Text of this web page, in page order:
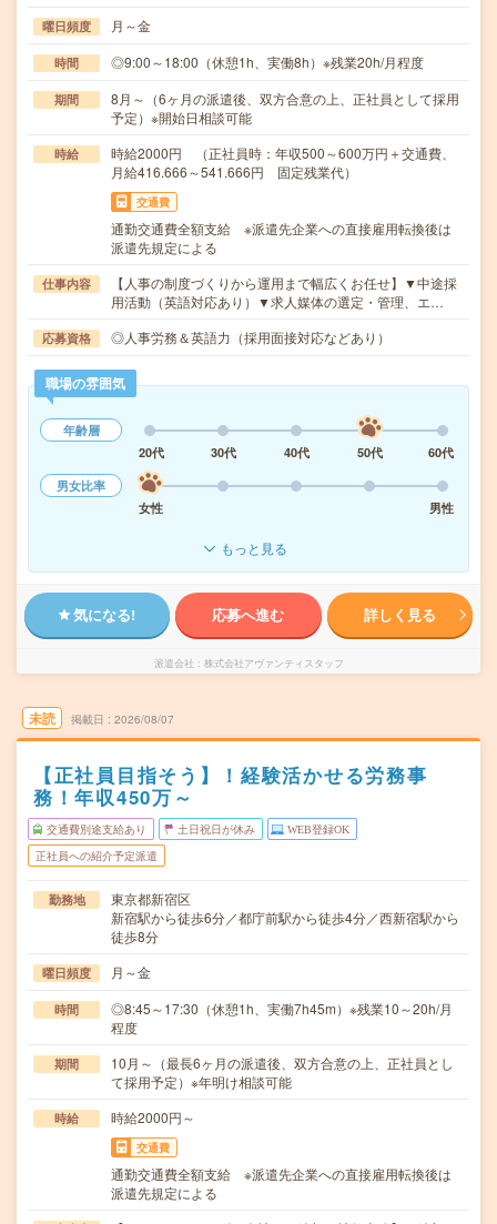
曜日頻度 月～金
時間 ◎9:00～18:00（休憩1h、実働8h）※残業20h/月程度
期間
8月～（6ヶ月の派遣後、双方合意の上、正社員として採用
予定）※開始日相談可能
時給
時給2000円 （正社員時：年収500～600万円＋交通費、
月給416.666～541.666円 固定残業代）
交通費
通勤交通費全額支給 ※派遣先企業への直接雇用転換後は
派遣先規定による
仕事内容
【人事の制度づくりから運用まで幅広くお任せ】▼中途採
用活動（英語対応あり）▼求人媒体の選定・管理、エ…
応募資格 ◎人事労務＆英語力（採用面接対応などあり）
職場の雰囲気
年齢層
20代
30代 40代 50代
60代
男女比率
女性
男性
もっと見る
気になる! 応募へ進む 詳しく見る
派遣会社 株式会社アヴァンティスタッフ
未読 掲載日 2026/08/07
【正社員目指そう】！経験活かせる労務事
務！年収450万～
交通費別途支給あり 土日祝日が休み WEB登録OK
正社員への紹介予定派遣
勤務地
東京都新宿区
新宿駅から徒歩6分／都庁前駅から徒歩4分／西新宿駅から
徒歩8分
曜日頻度 月～金
時間
◎8:45～17:30（休憩1h、実働7h45m）※残業10～20h/月
程度
期間
10月～（最長6ヶ月の派遣後、双方合意の上、正社員とし
て採用予定）※年明け相談可能
時給 時給2000円～
交通費
通勤交通費全額支給 ※派遣先企業への直接雇用転換後は
派遣先規定による